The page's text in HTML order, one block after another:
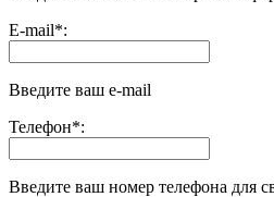
E-mail*:
Введите ваш e-mail
Телефон*:
Введите ваш номер телефона для